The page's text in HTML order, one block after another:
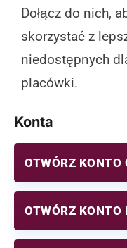
Dołącz do nich,
skorzystać z
niedostępnych
placówki.
Konta
OTWÓRZ KONTO
OTWÓRZ KONTO